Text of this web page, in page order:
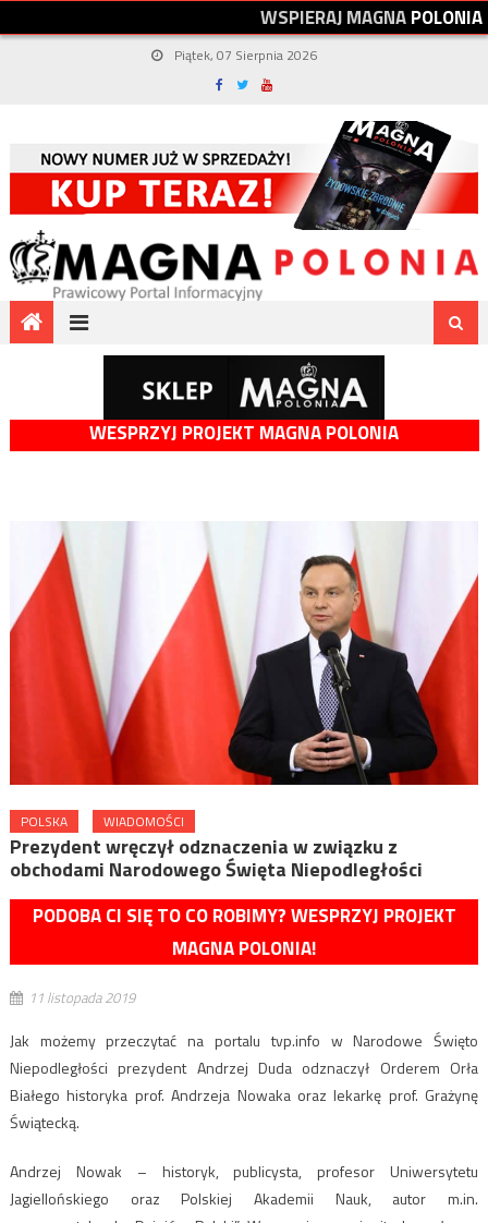
WSPIERAJMAGNAPOLONIA
Piątek, 07 Sierpnia 2026
WESPRZYJ PROJEKT MAGNA POLONIA
POLSKA WIADOMOŚCI
Prezydent wręczył odznaczenia w związku z
obchodami Narodowego Święta Niepodległości
PODOBA CI SIĘ TO CO ROBIMY? WESPRZYJ PROJEKT
MAGNA POLONIA!
11 listopada 2019
Jak możemy przeczytać na portalu tvp.info w Narodowe Święto
Niepodległości prezydent Andrzej Duda odznaczył Orderem Orła
Białego historyka prof. Andrzeja Nowaka oraz lekarkę prof. Grażynę
Świątecką.
Andrzej Nowak – historyk, publicysta, profesor Uniwersytetu
Jagiellońskiego oraz Polskiej Akademii Nauk, autor m.in.